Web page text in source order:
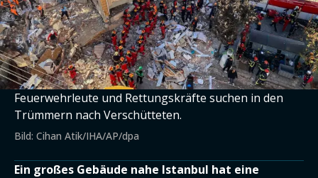
Feuerwehrleute und Rettungskräfte suchen in den
Trümmern nach Verschütteten.
Bild: Cihan Atik/IHA/AP/dpa
Ein großes Gebäude nahe Istanbul hat eine